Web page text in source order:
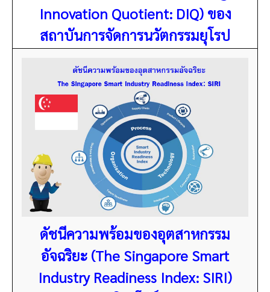
Innovation Quotient: DIQ) ของ
สถาบันการจัดการนวัตกรรมยุโรป
ดัชนีความพร้อมของอุตสาหกรรม
อัจฉริยะ (The Singapore Smart
Industry Readiness Index: SIRI)